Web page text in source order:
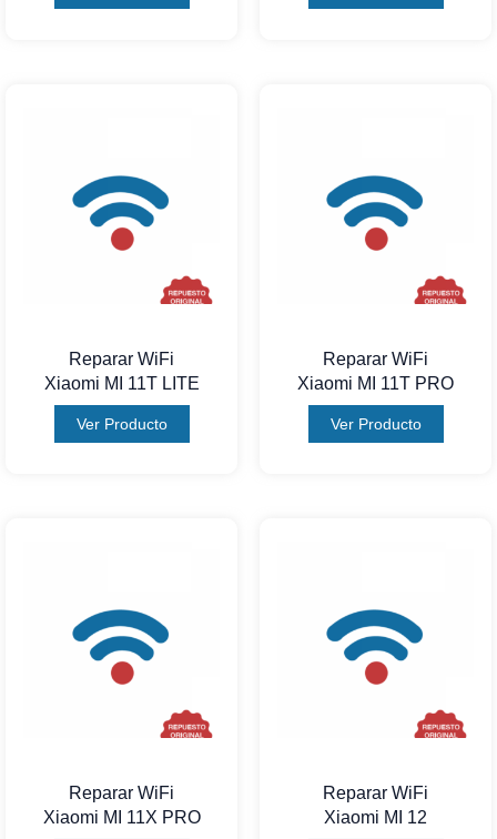
Reparar WiFi
Xiaomi MI 11T LITE
Ver Producto
Reparar WiFi
Xiaomi MI 11T PRO
Ver Producto
Reparar WiFi
Xiaomi MI 11X PRO
Reparar WiFi
Xiaomi MI 12